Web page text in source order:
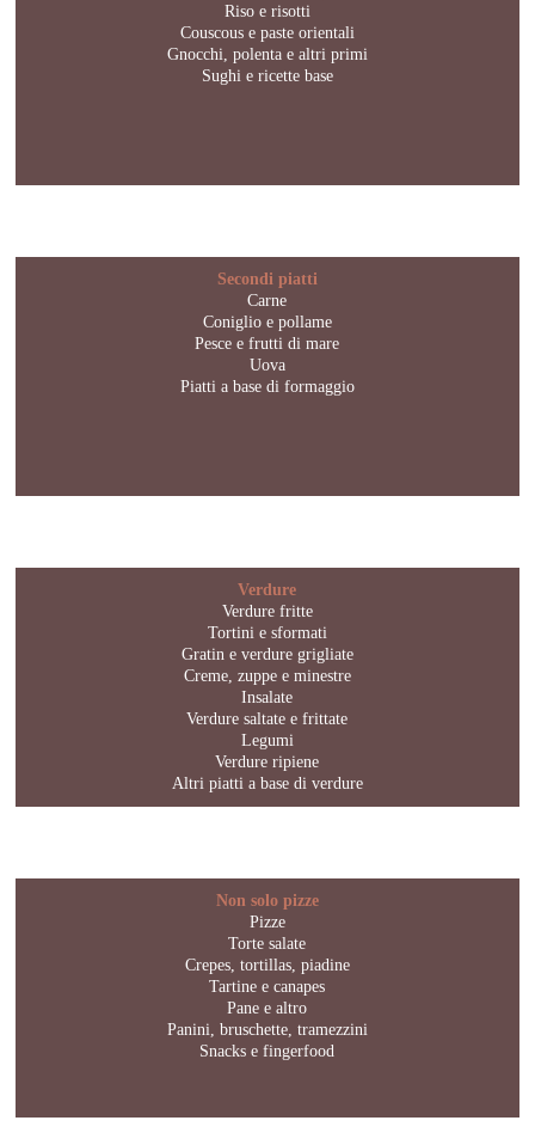
Riso e risotti
Couscous e paste orientali
Gnocchi, polenta e altri primi
Sughi e ricette base
Secondi piatti
Carne
Coniglio e pollame
Pesce e frutti di mare
Uova
Piatti a base di formaggio
Verdure
Verdure fritte
Tortini e sformati
Gratin e verdure grigliate
Creme, zuppe e minestre
Insalate
Verdure saltate e frittate
Legumi
Verdure ripiene
Altri piatti a base di verdure
Non solo pizze
Pizze
Torte salate
Crepes, tortillas, piadine
Tartine e canapes
Pane e altro
Panini, bruschette, tramezzini
Snacks e fingerfood